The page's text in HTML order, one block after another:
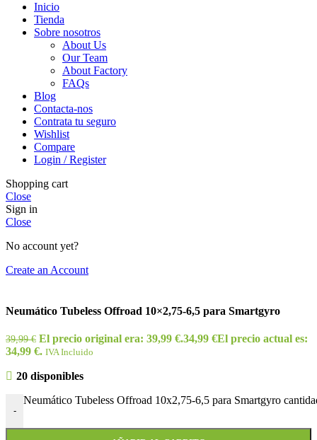
Inicio
Tienda
Sobre nosotros
About Us
Our Team
About Factory
FAQs
Blog
Contacta-nos
Contrata tu seguro
Wishlist
Compare
Login / Register
Shopping cart
Close
Sign in
Close
No account yet?
Create an Account
Neumático Tubeless Offroad 10×2,75-6,5 para Smartgyro
39,99€ El precio original era: 39,99 €.34,99 €El precio actual es:
34,99 €. IVA Incluido
20 disponibles
-
Neumático Tubeless Offroad 10x2,75-6,5 para Smartgyro